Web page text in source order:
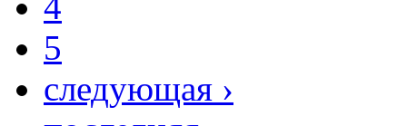
5
следующая ›